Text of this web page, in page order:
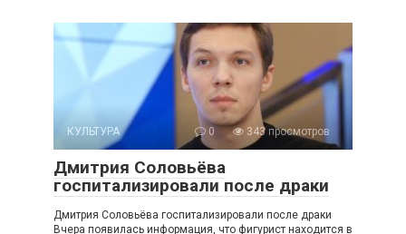
КУЛЬТУРА 0 343 просмотров
Дмитрия Соловьёва
госпитализировали после драки
Дмитрия Соловьёва госпитализировали после драки
Вчера появилась информация, что фигурист находится в